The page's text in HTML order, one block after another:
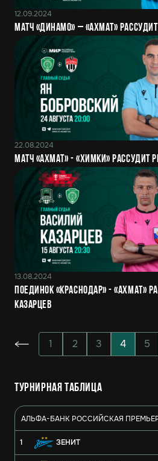
12.09.2024
Матч «Динамо» – «Ахмат»
22.08.2024
Матч «Ахмат» - «Химки» рассудит
13.08.2024
Поединок «Краснодар» - «Ахмат»
Казарцев
1 2 3 4 5
Турнирная таблица
АЛЬФА-БАНК РОССИЙСКАЯ
1 ЗЕНИТ